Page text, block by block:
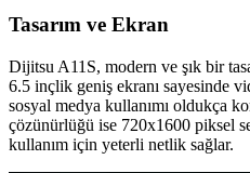
Tasarım ve Ekran
Dijitsu A11S, modern ve şık bir
6.5 inçlik geniş ekranı sayesinde
sosyal medya kullanımı oldukça
çözünürlüğü ise 720x1600 piksel
kullanım için yeterli netlik sağlar.